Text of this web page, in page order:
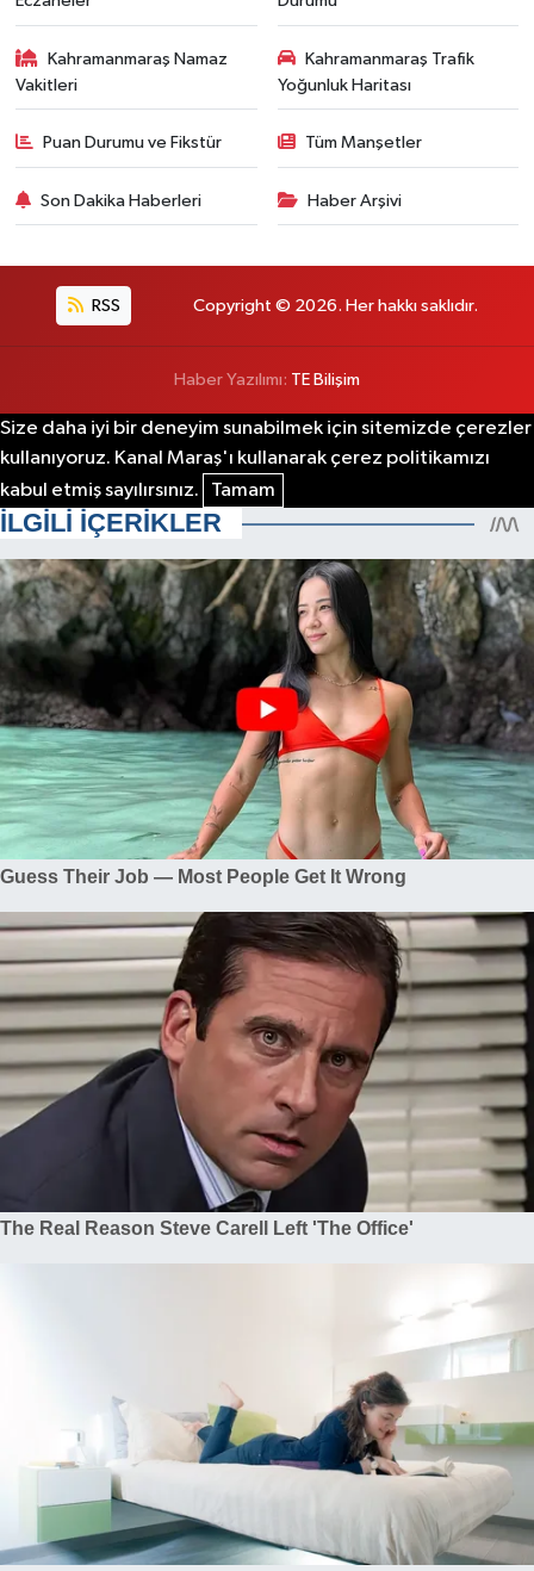
Kahramanmaraş Namaz
Vakitleri
Kahramanmaraş Trafik
Yoğunluk Haritası
Puan Durumu ve Fikstür Tüm Manşetler
Son Dakika Haberleri Haber Arşivi
RSS Copyright © 2026. Her hakkı saklıdır.
Haber Yazılımı: TE Bilişim
Size daha iyi bir deneyim sunabilmek için sitemizde çerezler
kullanıyoruz. Kanal Maraş'ı kullanarak çerez politikamızı
kabul etmiş sayılırsınız.
Tamam